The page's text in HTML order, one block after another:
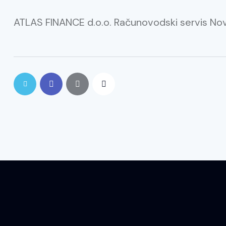
ATLAS FINANCE d.o.o. Računovodski servis